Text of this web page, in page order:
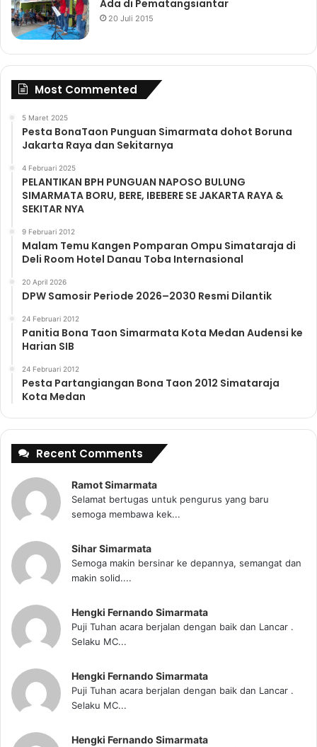
Ada di Pematangsiantar
20 Juli 2015
Most Commented
5 Maret 2025
Pesta BonaTaon Punguan Simarmata dohot Boruna
Jakarta Raya dan Sekitarnya
4 Februari 2025
PELANTIKAN BPH PUNGUAN NAPOSO BULUNG
SIMARMATA BORU, BERE, IBEBERE SE JAKARTA RAYA &
SEKITAR NYA
9 Februari 2012
Malam Temu Kangen Pomparan Ompu Simataraja di
Deli Room Hotel Danau Toba Internasional
20 April 2026
DPW Samosir Periode 2026–2030 Resmi Dilantik
24 Februari 2012
Panitia Bona Taon Simarmata Kota Medan Audensi ke
Harian SIB
24 Februari 2012
Pesta Partangiangan Bona Taon 2012 Simataraja
Kota Medan
Recent Comments
Ramot Simarmata
Selamat bertugas untuk pengurus yang baru
semoga membawa kek...
Sihar Simarmata
Semoga makin bersinar ke depannya, semangat dan
makin solid....
Hengki Fernando Simarmata
Puji Tuhan acara berjalan dengan baik dan Lancar .
Selaku MC...
Hengki Fernando Simarmata
Puji Tuhan acara berjalan dengan baik dan Lancar .
Selaku MC...
Hengki Fernando Simarmata